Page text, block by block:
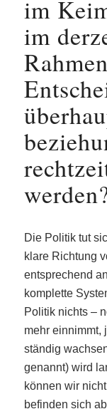
im
im
Die Politik tut
klare Richtung
entsprechend
komplette
Politik nichts –
mehr einnimmt,
ständig
genannt) wird
können wir
befinden sich